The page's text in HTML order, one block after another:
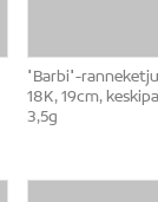
"Barbi"-ranneketju
18K, 19cm,
3,5g